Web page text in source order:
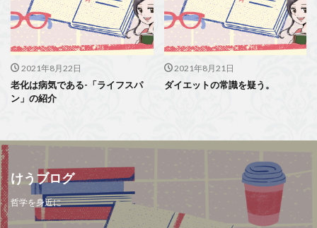
2021年8月22日
老化は病気である-「ライフスパ
ン」の紹介
2021年8月21日
ダイエットの常識を疑う。
けうブログ
哲学を身近に